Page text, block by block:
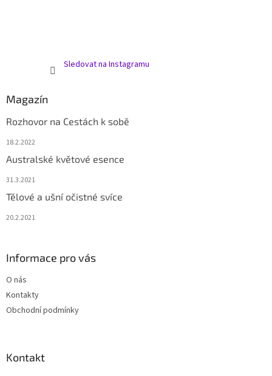
Sledovat na Instagramu
Magazín
Rozhovor na Cestách k sobě
18.2.2022
Australské květové esence
31.3.2021
Tělové a ušní očistné svíce
20.2.2021
Informace pro vás
O nás
Kontakty
Obchodní podmínky
Kontakt